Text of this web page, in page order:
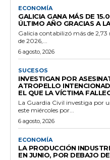
ECONOMÍA
GALICIA GANA MÁS DE
ÚLTIMO AÑO GRACIAS A
Galicia contabilizó más de 2,73
de 2026,...
6 agosto, 2026
SUCESOS
INVESTIGAN POR
ATROPELLO
EL QUE LA VÍCTIMA
La Guardia Civil investiga por
este miércoles por...
6 agosto, 2026
ECONOMÍA
LA PRODUCCIÓN
EN JUNIO, POR DEBAJO